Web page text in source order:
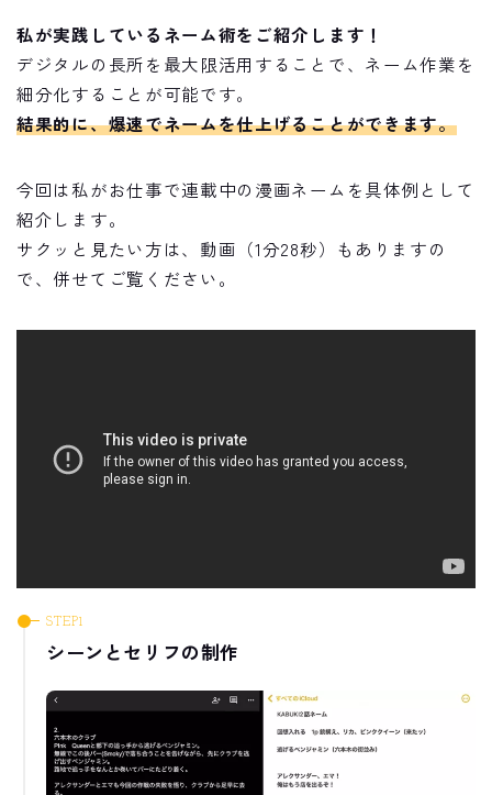
私が実践しているネーム術をご紹介します！
デジタルの長所を最大限活用することで、ネーム作業を
細分化することが可能です。
結果的に、爆速でネームを仕上げることができます。
今回は私がお仕事で連載中の漫画ネームを具体例として
紹介します。
サクッと見たい方は、動画（1分28秒）もありますの
で、併せてご覧ください。
シーンとセリフの制作